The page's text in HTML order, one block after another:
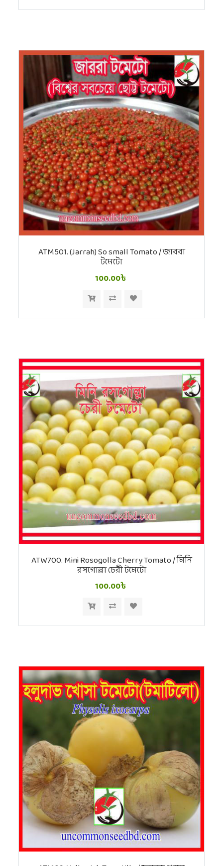
ATM501. (Jarrah) So small Tomato / জাররা
টমেটো
100.00৳
ATW700. Mini Rosogolla Cherry Tomato / মিনি
রসগোল্লা চেরী টমেটো
100.00৳